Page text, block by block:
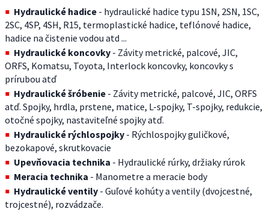
Hydraulické hadice - hydraulické hadice typu 1SN, 2SN, 1SC,
2SC, 4SP, 4SH, R15, termoplastické hadice, teflónové hadice,
hadice na čistenie vodou atd ...
Hydraulické koncovky - Závity metrické, palcové, JIC,
ORFS, Komatsu, Toyota, Interlock koncovky, koncovky s
prírubou atď
Hydraulické šróbenie - Závity metrické, palcové, JIC, ORFS
atď. Spojky, hrdla, prstene, matice, L-spojky, T-spojky, redukcie,
otočné spojky, nastaviteľné spojky atď.
Hydraulické rýchlospojky - Rýchlospojky guličkové,
bezokapové, skrutkovacie
Upevňovacia technika - Hydraulické rúrky, držiaky rúrok
Meracia technika - Manometre a meracie body
Hydraulické ventily - Guľové kohúty a ventily (dvojcestné,
trojcestné), rozvádzače.